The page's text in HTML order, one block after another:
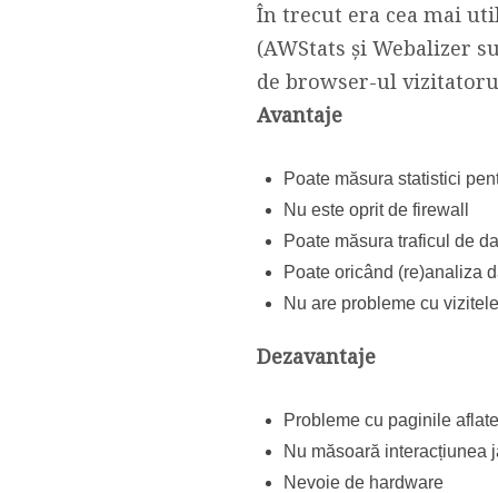
În trecut era cea mai
(AWStats și Webalizer
de browser-ul
Avantaje
Poate măsura statistici
Nu este oprit de firewall
Poate măsura traficul de
Poate oricând (re)analiza
Nu are probleme cu
Dezavantaje
Probleme cu paginile
Nu măsoară interacțiunea
Nevoie de hardware